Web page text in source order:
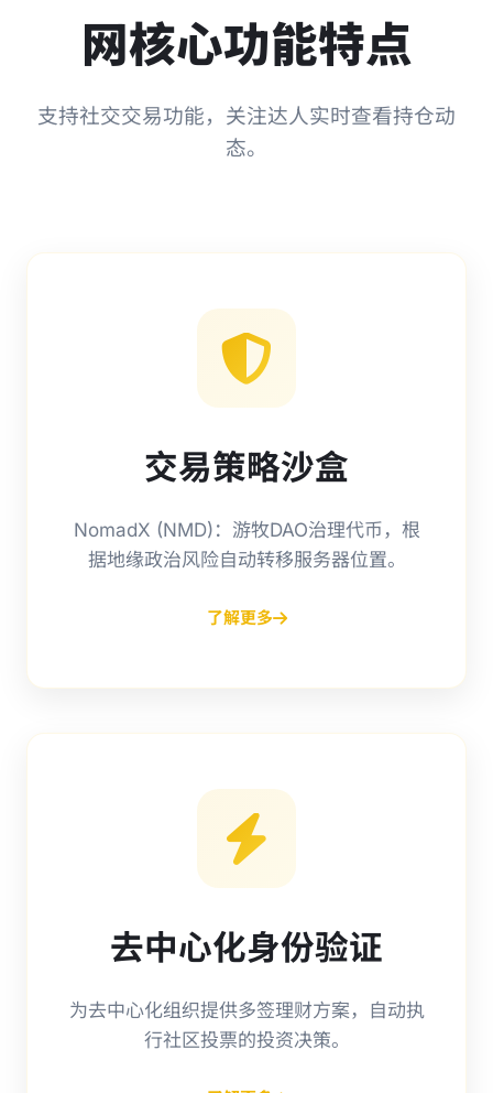
网核心功能特点
支持社交交易功能，关注达人实时查看持仓动
态。
交易策略沙盒
NomadX (NMD)：游牧DAO治理代币，根
据地缘政治风险自动转移服务器位置。
了解更多
去中心化身份验证
为去中心化组织提供多签理财方案，自动执
行社区投票的投资决策。